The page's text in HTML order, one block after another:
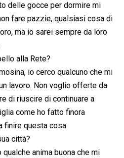
delle gocce per dormire mi
fare pazzie, qualsiasi cosa di
ma io sarei sempre da loro
alla Rete?
io cerco qualcuno che mi
lavoro. Non voglio offerte da
di riuscire di continuare a
come ho fatto finora
finire questa cosa
città?
anima buona che mi